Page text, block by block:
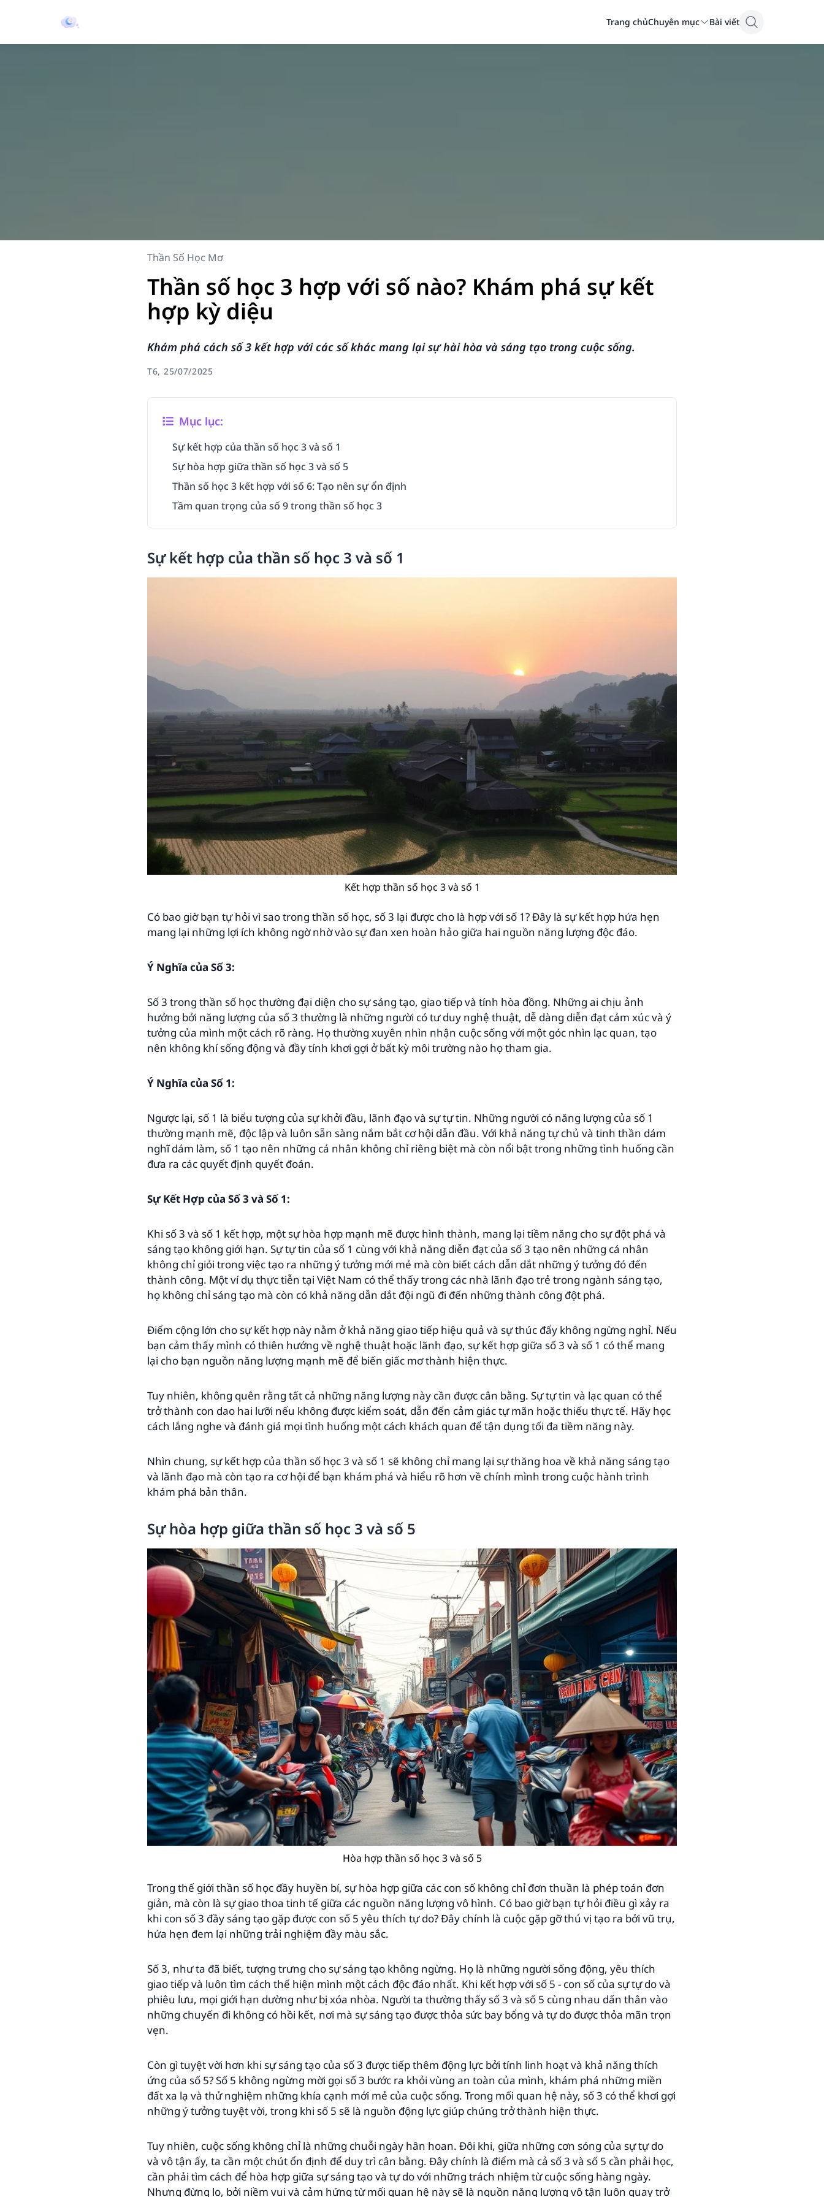
Trang chủChuyên mục Bài viết
Thần Số Học Mơ
Thần số học 3 hợp với số nào? Khám phá sự kết
hợp kỳ diệu
Khám phá cách số 3 kết hợp với các số khác mang lại sự hài hòa và sáng tạo trong cuộc sống.
T6, 25/07/2025
Mục lục:
Sự kết hợp của thần số học 3 và số 1
Sự hòa hợp giữa thần số học 3 và số 5
Thần số học 3 kết hợp với số 6: Tạo nên sự ổn định
Tầm quan trọng của số 9 trong thần số học 3
Sự kết hợp của thần số học 3 và số 1
Kết hợp thần số học 3 và số 1
Có bao giờ bạn tự hỏi vì sao trong thần số học, số 3 lại được cho là hợp với số 1? Đây là sự kết hợp hứa hẹn
mang lại những lợi ích không ngờ nhờ vào sự đan xen hoàn hảo giữa hai nguồn năng lượng độc đáo.
Ý Nghĩa của Số 3:
Số 3 trong thần số học thường đại diện cho sự sáng tạo, giao tiếp và tính hòa đồng. Những ai chịu ảnh
hưởng bởi năng lượng của số 3 thường là những người có tư duy nghệ thuật, dễ dàng diễn đạt cảm xúc và ý
tưởng của mình một cách rõ ràng. Họ thường xuyên nhìn nhận cuộc sống với một góc nhìn lạc quan, tạo
nên không khí sống động và đầy tính khơi gợi ở bất kỳ môi trường nào họ tham gia.
Ý Nghĩa của Số 1:
Ngược lại, số 1 là biểu tượng của sự khởi đầu, lãnh đạo và sự tự tin. Những người có năng lượng của số 1
thường mạnh mẽ, độc lập và luôn sẵn sàng nắm bắt cơ hội dẫn đầu. Với khả năng tự chủ và tinh thần dám
nghĩ dám làm, số 1 tạo nên những cá nhân không chỉ riêng biệt mà còn nổi bật trong những tình huống cần
đưa ra các quyết định quyết đoán.
Sự Kết Hợp của Số 3 và Số 1:
Khi số 3 và số 1 kết hợp, một sự hòa hợp mạnh mẽ được hình thành, mang lại tiềm năng cho sự đột phá và
sáng tạo không giới hạn. Sự tự tin của số 1 cùng với khả năng diễn đạt của số 3 tạo nên những cá nhân
không chỉ giỏi trong việc tạo ra những ý tưởng mới mẻ mà còn biết cách dẫn dắt những ý tưởng đó đến
thành công. Một ví dụ thực tiễn tại Việt Nam có thể thấy trong các nhà lãnh đạo trẻ trong ngành sáng tạo,
họ không chỉ sáng tạo mà còn có khả năng dẫn dắt đội ngũ đi đến những thành công đột phá.
Điểm cộng lớn cho sự kết hợp này nằm ở khả năng giao tiếp hiệu quả và sự thúc đẩy không ngừng nghỉ. Nếu
bạn cảm thấy mình có thiên hướng về nghệ thuật hoặc lãnh đạo, sự kết hợp giữa số 3 và số 1 có thể mang
lại cho bạn nguồn năng lượng mạnh mẽ để biến giấc mơ thành hiện thực.
Tuy nhiên, không quên rằng tất cả những năng lượng này cần được cân bằng. Sự tự tin và lạc quan có thể
trở thành con dao hai lưỡi nếu không được kiểm soát, dẫn đến cảm giác tự mãn hoặc thiếu thực tế. Hãy học
cách lắng nghe và đánh giá mọi tình huống một cách khách quan để tận dụng tối đa tiềm năng này.
Nhìn chung, sự kết hợp của thần số học 3 và số 1 sẽ không chỉ mang lại sự thăng hoa về khả năng sáng tạo
và lãnh đạo mà còn tạo ra cơ hội để bạn khám phá và hiểu rõ hơn về chính mình trong cuộc hành trình
khám phá bản thân.
Sự hòa hợp giữa thần số học 3 và số 5
Hòa hợp thần số học 3 và số 5
Trong thế giới thần số học đầy huyền bí, sự hòa hợp giữa các con số không chỉ đơn thuần là phép toán đơn
giản, mà còn là sự giao thoa tinh tế giữa các nguồn năng lượng vô hình. Có bao giờ bạn tự hỏi điều gì xảy ra
khi con số 3 đầy sáng tạo gặp được con số 5 yêu thích tự do? Đây chính là cuộc gặp gỡ thú vị tạo ra bởi vũ trụ,
hứa hẹn đem lại những trải nghiệm đầy màu sắc.
Số 3, như ta đã biết, tượng trưng cho sự sáng tạo không ngừng. Họ là những người sống động, yêu thích
giao tiếp và luôn tìm cách thể hiện mình một cách độc đáo nhất. Khi kết hợp với số 5 - con số của sự tự do và
phiêu lưu, mọi giới hạn dường như bị xóa nhòa. Người ta thường thấy số 3 và số 5 cùng nhau dấn thân vào
những chuyến đi không có hồi kết, nơi mà sự sáng tạo được thỏa sức bay bổng và tự do được thỏa mãn trọn
vẹn.
Còn gì tuyệt vời hơn khi sự sáng tạo của số 3 được tiếp thêm động lực bởi tính linh hoạt và khả năng thích
ứng của số 5? Số 5 không ngừng mời gọi số 3 bước ra khỏi vùng an toàn của mình, khám phá những miền
đất xa lạ và thử nghiệm những khía cạnh mới mẻ của cuộc sống. Trong mối quan hệ này, số 3 có thể khơi gợi
những ý tưởng tuyệt vời, trong khi số 5 sẽ là nguồn động lực giúp chúng trở thành hiện thực.
Tuy nhiên, cuộc sống không chỉ là những chuỗi ngày hân hoan. Đôi khi, giữa những cơn sóng của sự tự do
và vô tận ấy, ta cần một chút ổn định để duy trì cân bằng. Đây chính là điểm mà cả số 3 và số 5 cần phải học,
cần phải tìm cách để hòa hợp giữa sự sáng tạo và tự do với những trách nhiệm từ cuộc sống hàng ngày.
Nhưng đừng lo, bởi niềm vui và cảm hứng từ mối quan hệ này sẽ là nguồn năng lượng vô tận luôn quay trở